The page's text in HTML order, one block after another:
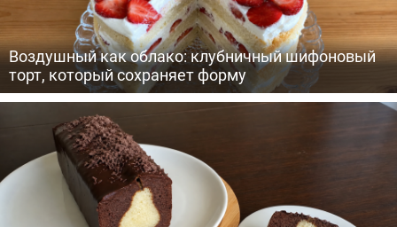
Воздушный как облако: клубничный шифоновый
торт, который сохраняет форму